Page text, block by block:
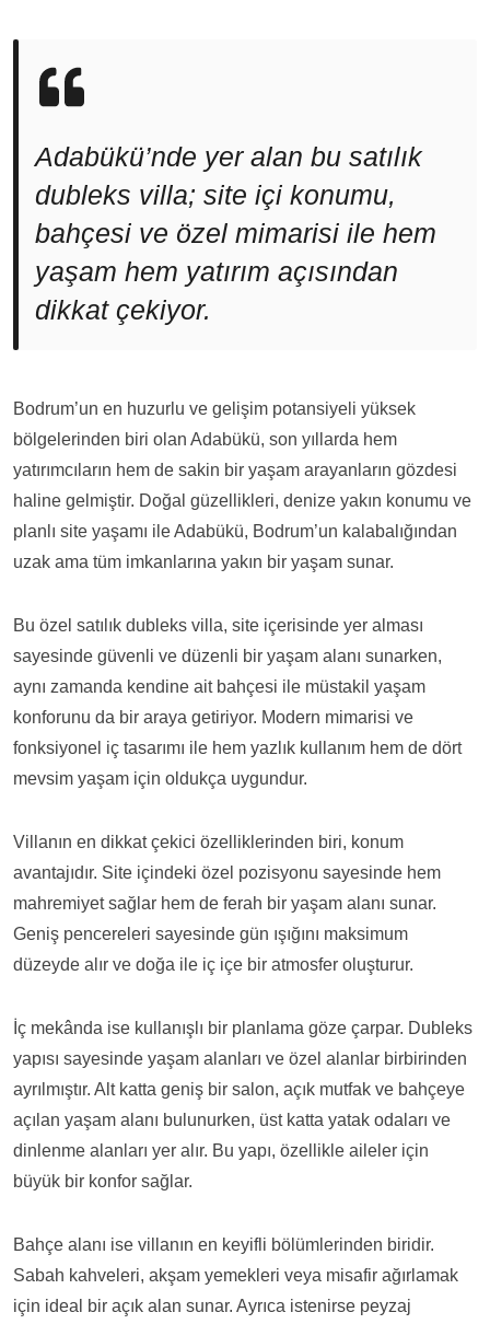
Adabükü’nde yer alan bu satılık
dubleks villa; site içi konumu,
bahçesi ve özel mimarisi ile hem
yaşam hem yatırım açısından
dikkat çekiyor.
Bodrum’un en huzurlu ve gelişim potansiyeli yüksek
bölgelerinden biri olan Adabükü, son yıllarda hem
yatırımcıların hem de sakin bir yaşam arayanların gözdesi
haline gelmiştir. Doğal güzellikleri, denize yakın konumu ve
planlı site yaşamı ile Adabükü, Bodrum’un kalabalığından
uzak ama tüm imkanlarına yakın bir yaşam sunar.
Bu özel satılık dubleks villa, site içerisinde yer alması
sayesinde güvenli ve düzenli bir yaşam alanı sunarken,
aynı zamanda kendine ait bahçesi ile müstakil yaşam
konforunu da bir araya getiriyor. Modern mimarisi ve
fonksiyonel iç tasarımı ile hem yazlık kullanım hem de dört
mevsim yaşam için oldukça uygundur.
Villanın en dikkat çekici özelliklerinden biri, konum
avantajıdır. Site içindeki özel pozisyonu sayesinde hem
mahremiyet sağlar hem de ferah bir yaşam alanı sunar.
Geniş pencereleri sayesinde gün ışığını maksimum
düzeyde alır ve doğa ile iç içe bir atmosfer oluşturur.
İç mekânda ise kullanışlı bir planlama göze çarpar. Dubleks
yapısı sayesinde yaşam alanları ve özel alanlar birbirinden
ayrılmıştır. Alt katta geniş bir salon, açık mutfak ve bahçeye
açılan yaşam alanı bulunurken, üst katta yatak odaları ve
dinlenme alanları yer alır. Bu yapı, özellikle aileler için
büyük bir konfor sağlar.
Bahçe alanı ise villanın en keyifli bölümlerinden biridir.
Sabah kahveleri, akşam yemekleri veya misafir ağırlamak
için ideal bir açık alan sunar. Ayrıca istenirse peyzaj